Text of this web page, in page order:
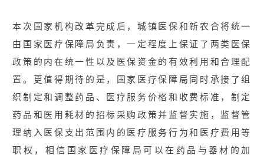
本次国家机构改革完成后，城镇医保和新农合将统一
由国家医疗保障局负责，一定程度上保证了两类医保
政策的内在统一性以及医保资金的有效利用和合理配
置。更值得期待的是，国家医疗保障局同时承接了组
织制定和调整药品、医疗服务价格和收费标准，制定
药品和医用耗材的招标采购政策并监督实施，监督管
理纳入医保支出范围内的医疗服务行为和医疗费用等
职权，相信国家医疗保障局可以在药品与器材的加